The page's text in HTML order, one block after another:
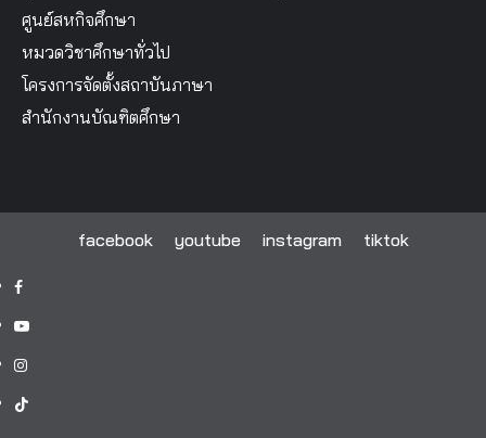
ศูนย์สหกิจศึกษา
หมวดวิชาศึกษาทั่วไป
โครงการจัดตั้งสถาบันภาษา
สำนักงานบัณฑิตศึกษา
facebook youtube instagram tiktok
facebook
youtube
instagram
tiktok